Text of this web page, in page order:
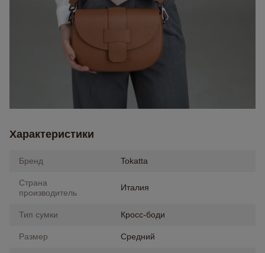
Характеристики
Бренд Tokatta
Страна
производитель
Италия
Тип сумки Кросс-боди
Размер Средний